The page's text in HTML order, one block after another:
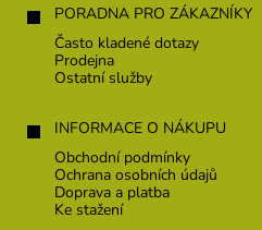
PORADNA PRO ZÁKAZNÍKY
Často kladené dotazy
Prodejna
Ostatní služby
INFORMACE O NÁKUPU
Obchodní podmínky
Ochrana osobních údajů
Doprava a platba
Ke stažení